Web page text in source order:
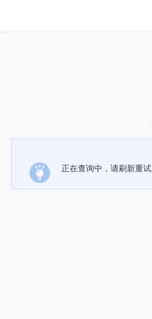
正在查询中，请刷新重试